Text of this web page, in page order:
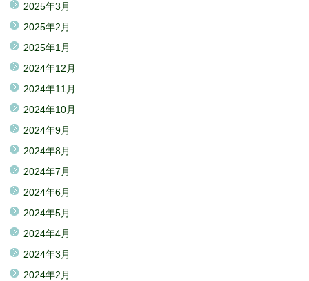
2025年3月
2025年2月
2025年1月
2024年12月
2024年11月
2024年10月
2024年9月
2024年8月
2024年7月
2024年6月
2024年5月
2024年4月
2024年3月
2024年2月